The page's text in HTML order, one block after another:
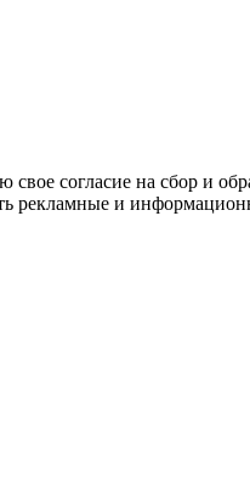
согласие на сбор и
рекламные и